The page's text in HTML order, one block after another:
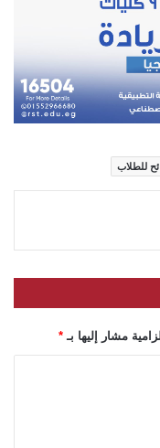
للطلاب
مشار إليها بـ *